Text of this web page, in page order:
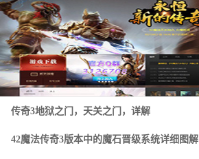
传奇3地狱之门，天关之门，详解
42魔法传奇3版本中的魔石晋级系统详细图解